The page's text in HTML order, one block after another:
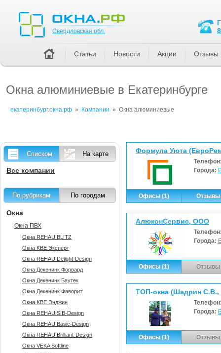
Окна алюминиевые в Екатеринбурге
екатеринбург.окна.рф » Компании » Окна алюминиевые
Формула Уюта
Города:
Офисы (1) Отзывы
АлюконСервис, ООО
Города:
Офисы (1) Отзывы
ТОП-окна (Шадрин С.В.,
Города:
Офисы (1) Отзывы
Списком На карте
Все компании
По рубрикам По городам
Окна
Окна ПВХ
Окна REHAU BLITZ
Окна KBE Эксперт
Окна REHAU Delight-Design
Окна Декенинк Форвард
Окна Декенинк Баутек
Окна Декенинк Фаворит
Окна KBE Энджин
Окна REHAU SIB-Design
Окна REHAU Basic-Design
Окна REHAU Brilliant-Design
Окна VEKA Softline
Свердловская обл.
Статьи Новости Акции Отзывы